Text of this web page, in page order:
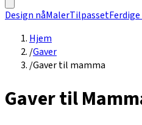
Design nåMalerTilpasset
Hjem
/Gaver
/Gaver til mamma
Gaver til